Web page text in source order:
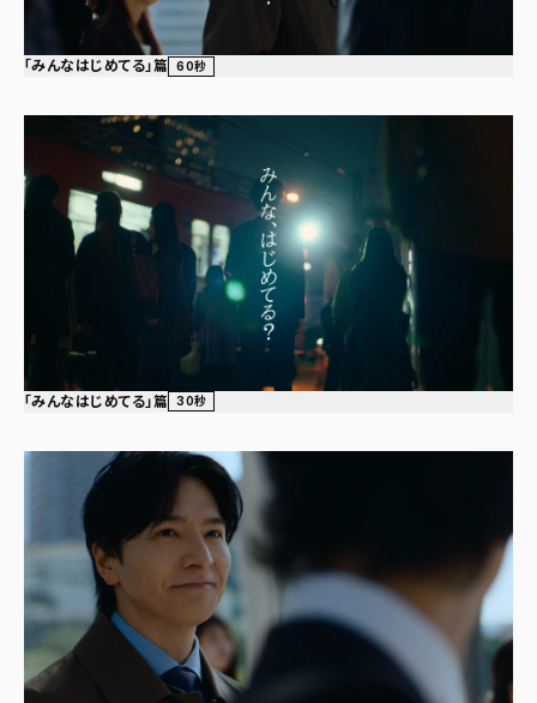
「みんなはじめてる」篇 60秒
「みんなはじめてる」篇 30秒